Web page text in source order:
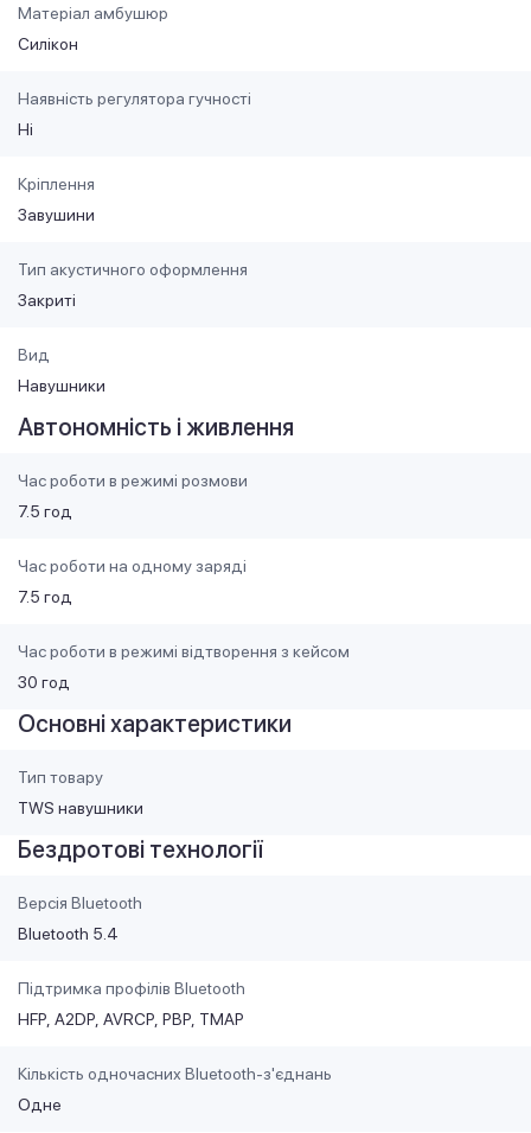
Матеріал амбушюр
Силікон
Наявність регулятора гучності
Ні
Кріплення
Завушини
Тип акустичного оформлення
Закриті
Вид
Навушники
Автономність і живлення
Час роботи в режимі розмови
7.5 год
Час роботи на одному заряді
7.5 год
Час роботи в режимі відтворення з кейсом
30 год
Основні характеристики
Тип товару
TWS навушники
Бездротові технології
Версія Bluetooth
Bluetooth 5.4
Підтримка профілів Bluetooth
HFP A2DP AVRCP PBP TMAP
Кількість одночасних Bluetooth-з'єднань
Одне